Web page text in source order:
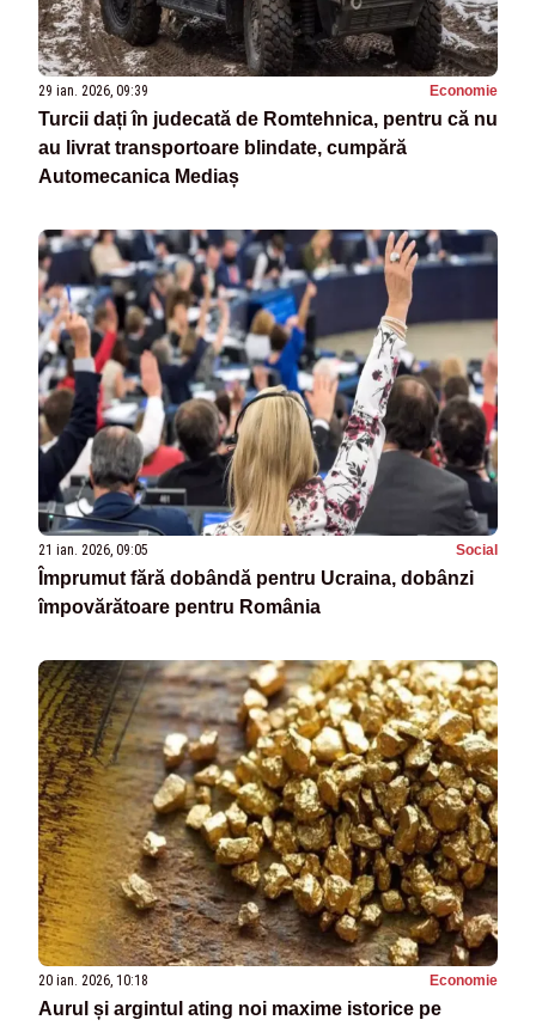
29 ian. 2026, 09:39 Economie
Turcii dați în judecată de Romtehnica, pentru că nu
au livrat transportoare blindate, cumpără
Automecanica Mediaș
21 ian. 2026, 09:05 Social
Împrumut fără dobândă pentru Ucraina, dobânzi
împovărătoare pentru România
20 ian. 2026, 10:18 Economie
Aurul și argintul ating noi maxime istorice pe